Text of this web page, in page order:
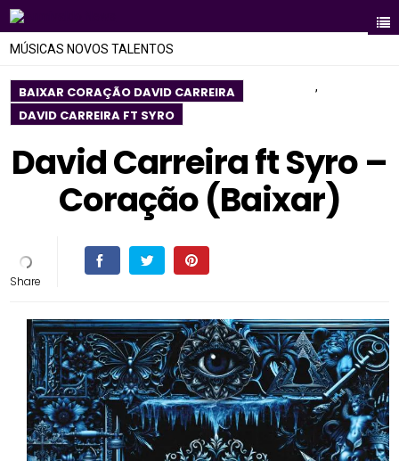
MÚSICAS NOVOS TALENTOS
BAIXAR CORAÇÃO DAVID CARREIRA ,
DAVID CARREIRA FT SYRO
David Carreira ft Syro –
Coração (Baixar)